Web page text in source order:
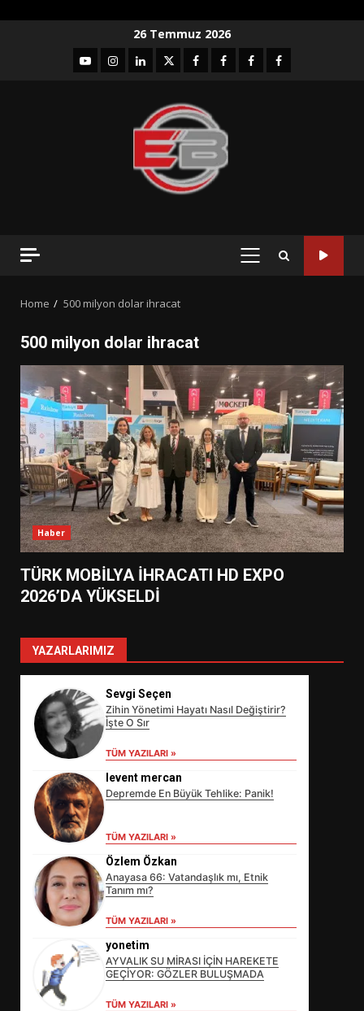
26 Temmuz 2026
YouTubeInstagram
LinkedIntwitterfacebook-Facebook-
Facebook-Facebook-
PRIMARY
Home 500 milyon dolar ihracat
500 milyon dolar ihracat
Haber
TÜRK MOBİLYA İHRACATI HD EXPO
2026’DA YÜKSELDİ
YAZARLARIMIZ
Sevgi Seçen
Zihin Yönetimi Hayatı Nasıl Değiştirir?
İşte O Sır
TÜM YAZILARI »
levent mercan
Depremde En Büyük Tehlike: Panik!
TÜM YAZILARI »
Özlem Özkan
Anayasa 66: Vatandaşlık mı, Etnik
Tanım mı?
TÜM YAZILARI »
yonetim
AYVALIK SU MİRASI İÇİN HAREKETE
GEÇİYOR: GÖZLER BULUŞMADA
TÜM YAZILARI »
SÜRDÜRÜLEBİLİRLİKTE NE
DEĞİŞECEK?